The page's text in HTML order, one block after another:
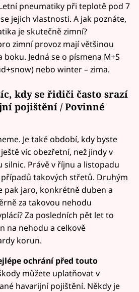
pneumatiky při teplotě pod 7
jejich vlastnosti. A jak poznáte,
je skutečně zimní?
zimní provoz mají většinou
Jedná se o písmena M+S
nebo winter – zima.
kdy se řidiči často srazí
pojištění / Povinné
Je také období, kdy byste
víc obezřetní, než jindy v
silnic. Právě v říjnu a listopadu
takových střetů. Druhým
pak jaro, konkrétně duben a
za takovou nehodu
Za posledních pět let to
na nehodu a celkově
korun.
ochrání před touto
můžete uplatňovat v
havarijní pojištění. Někdy je